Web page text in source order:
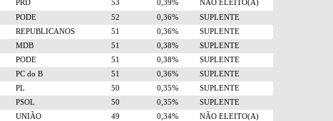
PRD 53 0,39%
NÃO ELEITO(A)
PODE 52 0,36%
SUPLENTE
REPUBLICANOS 51 0,36%
SUPLENTE
MDB 51 0,38%
SUPLENTE
PODE 51 0,38%
SUPLENTE
PC do B 51 0,36%
SUPLENTE
PL 50 0,35%
SUPLENTE
PSOL 50 0,35%
SUPLENTE
UNIÃO 49 0,34%
NÃO ELEITO(A)